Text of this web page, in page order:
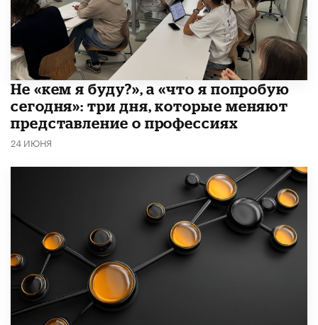
Не «кем я буду?», а «что я попробую
сегодня»: три дня, которые меняют
представление о профессиях
24 ИЮНЯ